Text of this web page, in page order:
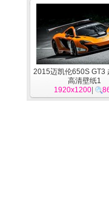
2015迈凯伦650S GT3
高清壁纸1
1920x1200